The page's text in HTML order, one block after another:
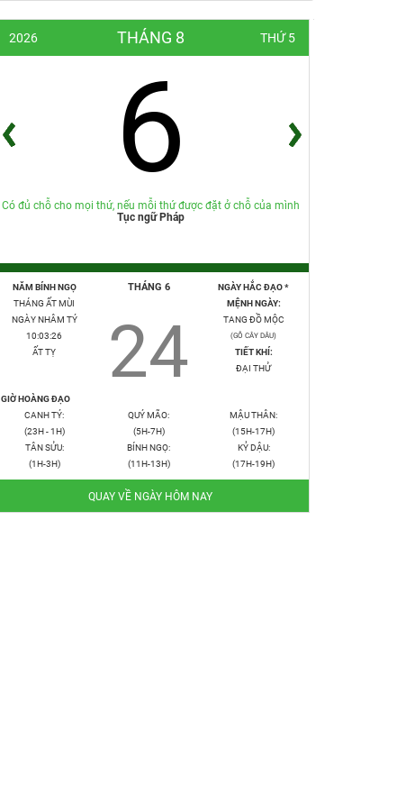
2026 THÁNG 8 THỨ 5
6
Có đủ chỗ cho mọi thứ, nếu mỗi thứ được đặt ở chỗ của mình
Tục ngữ Pháp
NĂM BÍNH NGỌ
THÁNG ẤT MÙI
NGÀY NHÂM TÝ
10:03:27
ẤT TỴ
THÁNG 6
24
NGÀY HẮC ĐẠO *
MỆNH NGÀY:
TANG ĐỒ MỘC
(GỖ CÂY DÂU)
TIẾT KHÍ:
ĐẠI THỬ
GIỜ HOÀNG ĐẠO
CANH TÝ:
(23H - 1H)
TÂN SỬU:
(1H-3H)
QUÝ MÃO:
(5H-7H)
BÍNH NGỌ:
(11H-13H)
MẬU THÂN:
(15H-17H)
KỶ DẬU:
(17H-19H)
QUAY VỀ NGÀY HÔM NAY